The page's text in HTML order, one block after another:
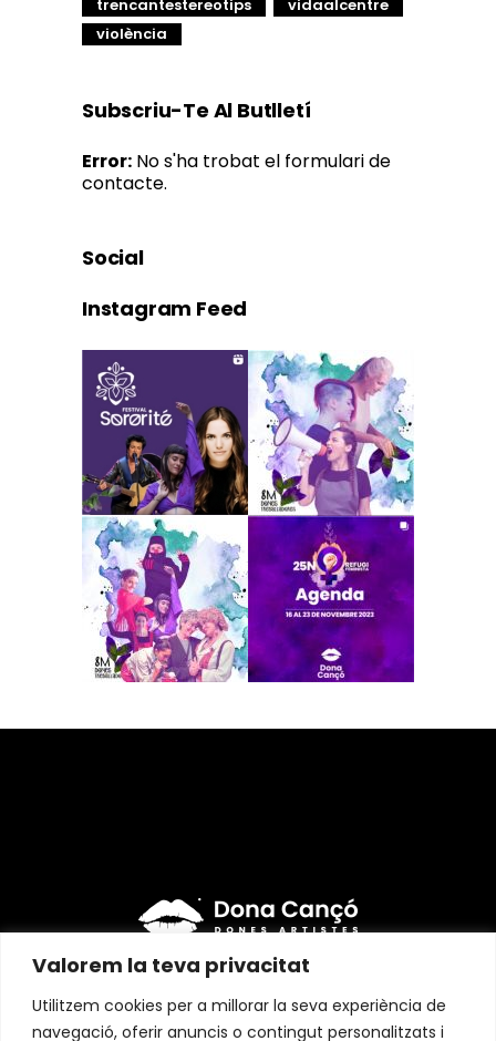
Valorem la teva privacitat
Utilitzem cookies per a millorar la seva experiència de
navegació, oferir anuncis o contingut personalitzats i
trencantestereotips
vidaalcentre
violència
Subscriu-Te Al Butlletí
Error: No s'ha trobat el formulari de
contacte.
Social
Instagram Feed
Instagram
Facebook